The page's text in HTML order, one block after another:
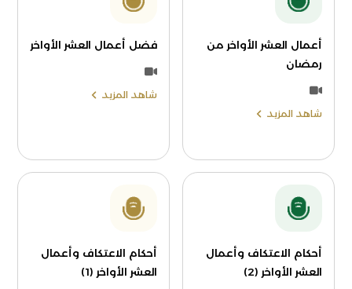
أعمال العشر الأواخر من
رمضان
شاهد المزيد
فضل أعمال العشر الأواخر
شاهد المزيد
أحكام الاعتكاف وأعمال
العشر الأواخر (2)
أحكام الاعتكاف وأعمال
العشر الأواخر (1)